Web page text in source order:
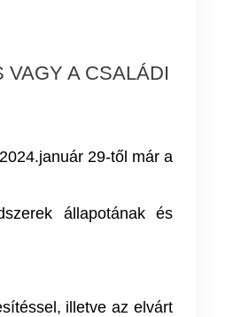
A CSALÁDI
29-től már a
állapotának és
illetve az elvárt